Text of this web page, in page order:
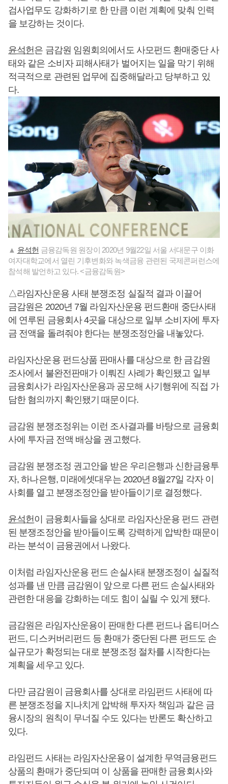
검사업무도 강화하기로 한 만큼 이런 계획에 맞춰 인력
을 보강하는 것이다.
윤석헌은 금감원 임원회의에서도 사모펀드 환매중단 사
태와 같은 소비자 피해사태가 벌어지는 일을 막기 위해
적극적으로 관련된 업무에 집중해달라고 당부하고 있
다.
▲ 윤석헌 금융감독원 원장이 2020년 9월22일 서울 서대문구 이화
여자대학교에서 열린 기후변화와 녹색금융 관련된 국제콘퍼런스에
참석해 발언하고 있다. <금융감독원>
△라임자산운용 사태 분쟁조정 실질적 결과 이끌어
금감원은 2020년 7월 라임자산운용 펀드환매 중단사태
에 연루된 금융회사 4곳을 대상으로 일부 소비자에 투자
금 전액을 돌려줘야 한다는 분쟁조정안을 내놓았다.
라임자산운용 펀드상품 판매사를 대상으로 한 금감원
조사에서 불완전판매가 이뤄진 사례가 확인됐고 일부
금융회사가 라임자산운용과 공모해 사기행위에 직접 가
담한 혐의까지 확인됐기 때문이다.
금감원 분쟁조정위는 이런 조사결과를 바탕으로 금융회
사에 투자금 전액 배상을 권고했다.
금감원 분쟁조정 권고안을 받은 우리은행과 신한금융투
자, 하나은행, 미래에셋대우는 2020년 8월27일 각자 이
사회를 열고 분쟁조정안을 받아들이기로 결정했다.
윤석헌이 금융회사들을 상대로 라임자산운용 펀드 관련
된 분쟁조정안을 받아들이도록 강력하게 압박한 때문이
라는 분석이 금융권에서 나왔다.
이처럼 라임자산운용 펀드 손실사태 분쟁조정이 실질적
성과를 낸 만큼 금감원이 앞으로 다른 펀드 손실사태와
관련한 대응을 강화하는 데도 힘이 실릴 수 있게 됐다.
금감원은 라임자산운용이 판매한 다른 펀드나 옵티머스
펀드, 디스커버리펀드 등 환매가 중단된 다른 펀드도 손
실규모가 확정되는 대로 분쟁조정 절차를 시작한다는
계획을 세우고 있다.
다만 금감원이 금융회사를 상대로 라임펀드 사태에 따
른 분쟁조정을 지나치게 압박해 투자자 책임과 같은 금
융시장의 원칙이 무너질 수도 있다는 반론도 확산하고
있다.
라임펀드 사태는 라임자산운용이 설계한 무역금융펀드
상품의 환매가 중단되며 이 상품을 판매한 금융회사와